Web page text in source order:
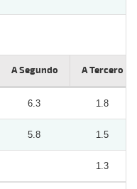
A Segundo A Tercero
6.3 1.8
5.8 1.5
1.3